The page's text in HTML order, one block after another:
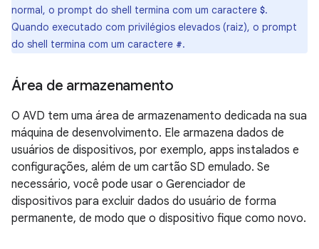
normal, o prompt do shell termina com um caractere $.
Quando executado com privilégios elevados (raiz), o prompt
do shell termina com um caractere #.
Área de armazenamento
O AVD tem uma área de armazenamento dedicada na sua
máquina de desenvolvimento. Ele armazena dados de
usuários de dispositivos, por exemplo, apps instalados e
configurações, além de um cartão SD emulado. Se
necessário, você pode usar o Gerenciador de
dispositivos para excluir dados do usuário de forma
permanente, de modo que o dispositivo fique como novo.